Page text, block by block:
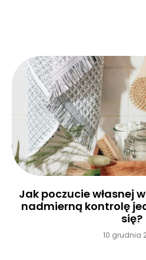
Jak poczucie własnej
nadmierną kontrolę
się?
10 grudnia